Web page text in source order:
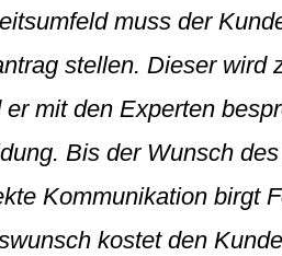
muss der
stellen. Dieser wird
mit den Experten
Bis der Wunsch
Kommunikation birgt
kostet den